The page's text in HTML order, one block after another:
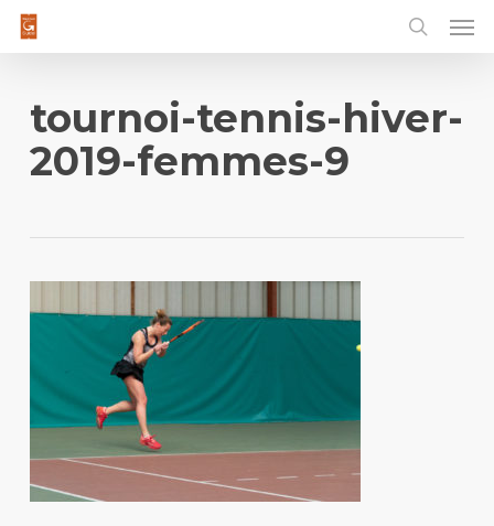
Skip
tournoi-tennis-hiver-
2019-femmes-9